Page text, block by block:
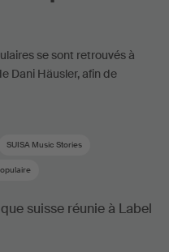
se sont retrouvés à
Dani Häusler, afin de
SUISA Music Stories